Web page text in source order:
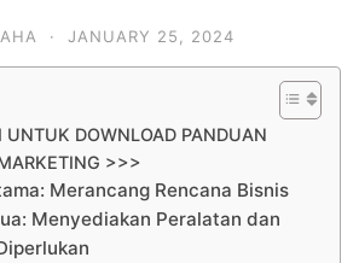
· JANUARY 25, 2024
UNTUK DOWNLOAD PANDUAN
>>>
Merancang Rencana Bisnis
Menyediakan Peralatan dan